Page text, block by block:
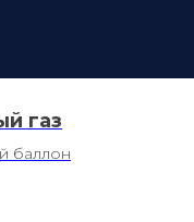
газ
баллон